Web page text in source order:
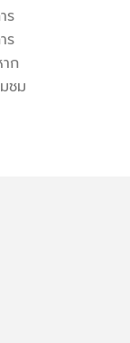
ร
ร
ก
ชม